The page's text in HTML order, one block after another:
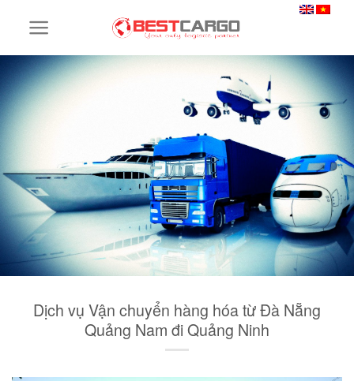
Dịch vụ Vận chuyển hàng hóa từ Đà Nẵng
Quảng Nam đi Quảng Ninh